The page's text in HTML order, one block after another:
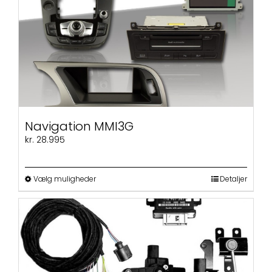
kan
vælges
på
varesiden
Navigation MMI3G
kr. 28.995
Vælg mulighederDette
vare
flere
varianter.
Mulighederne
kan
vælges
Detaljer